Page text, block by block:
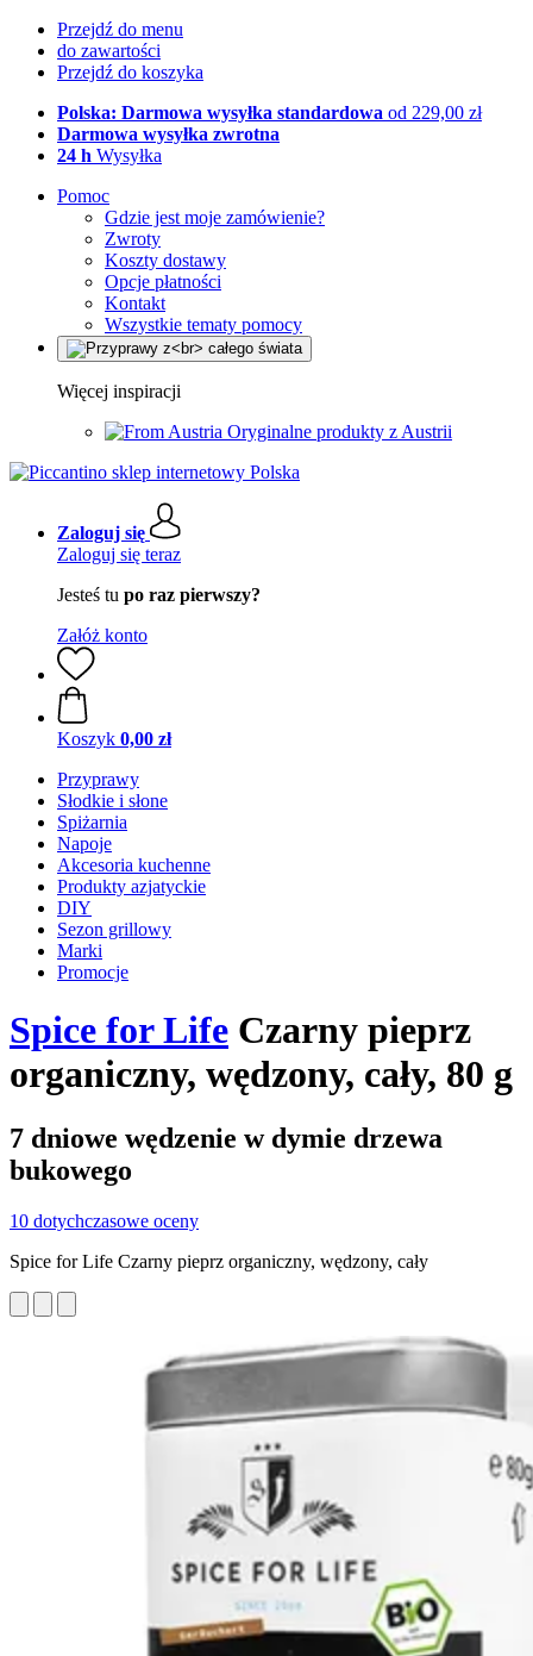
Przejdź do menu
do zawartości
Przejdź do koszyka
Polska: Darmowa wysyłka standardowa od 229,00 zł
Darmowa wysyłka zwrotna
24 h Wysyłka
Pomoc
Gdzie jest moje zamówienie?
Zwroty
Koszty dostawy
Opcje płatności
Kontakt
Wszystkie tematy pomocy
Więcej inspiracji
Oryginalne produkty z Austrii
Zaloguj się
Zaloguj się teraz
Jesteś tu po raz pierwszy?
Załóż konto
Koszyk 0,00 zł
Przyprawy
Słodkie i słone
Spiżarnia
Napoje
Akcesoria kuchenne
Produkty azjatyckie
DIY
Sezon grillowy
Marki
Promocje
Spice for Life Czarny pieprz
organiczny, wędzony, cały, 80 g
7 dniowe wędzenie w dymie drzewa
bukowego
10 dotychczasowe oceny
Spice for Life Czarny pieprz organiczny, wędzony, cały